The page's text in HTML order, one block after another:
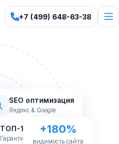
+7 (499) 648-63-38
SEO оптимизация
Яндекс & Google
ТОП-10 Яндекс
Гарантия по договору
+180%